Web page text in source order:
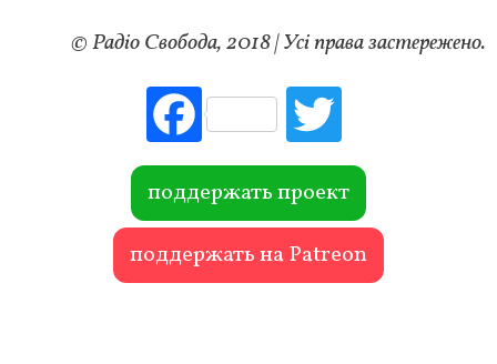
© Радіо Свобода, 2018 | Усі права застережено.
Fac
ebo
ok r
поддержать проект
поддержать на Patreon